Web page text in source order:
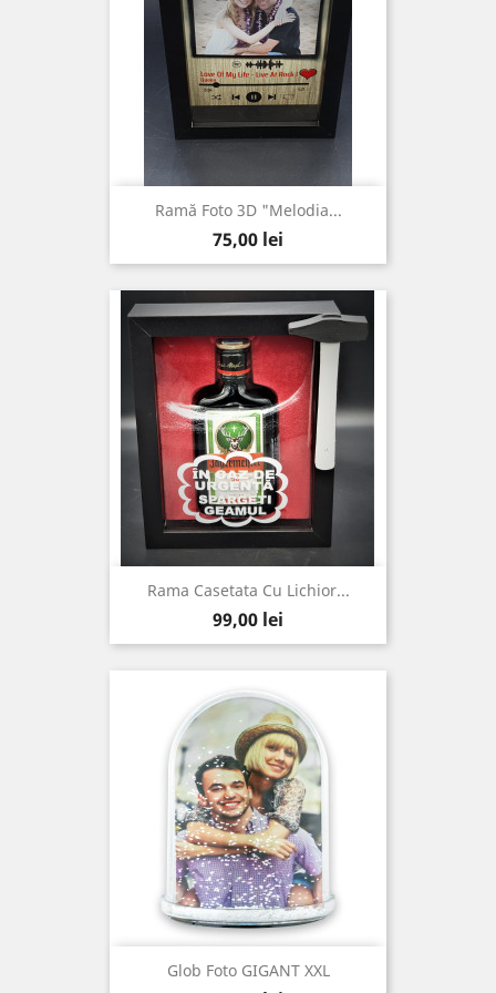
Ramă Foto 3D "Melodia...
Pret
75,00 lei
Rama Casetata Cu Lichior...
Pret
99,00 lei
Glob Foto GIGANT XXL